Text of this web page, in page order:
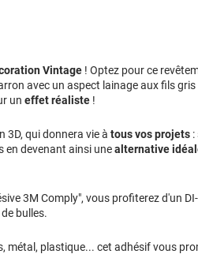
Vintage ! Optez pour ce
avec un aspect lainage aux fils
un effet réaliste !
3D, qui donnera vie à tous vos projets
en devenant ainsi unealternative
3M Comply", vous profiterez d'un
bulles.
métal, plastique... cet adhésif vous